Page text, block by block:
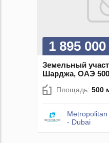
1 895
Земельный
Шарджа, ОАЭ
Площадь: 500
- Dubai